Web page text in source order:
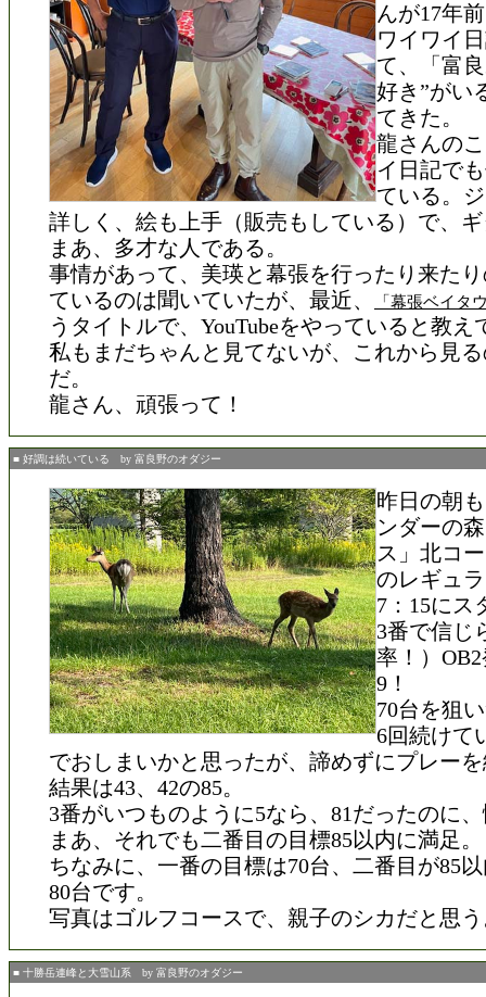
んが17年
ワイワイ
て、「富
好き”がい
てきた。
龍さんの
イ日記で
ている。
詳しく、絵も上手（販売もしている）で、
まあ、多才な人である。
事情があって、美瑛と幕張を行ったり来た
ているのは聞いていたが、最近、
「幕張ベイタ
うタイトルで、YouTubeをやっていると教え
私もまだちゃんと見てないが、これから見
だ。
龍さん、頑張って！
■ 好調は続いている by 富良野のオダジー
昨日の朝
ンダーの
ス」北コ
のレギュ
7：15にス
3番で信じ
率！）
9！
70台を狙
6回続けて
でおしまいかと思ったが、諦めずにプレー
結果は43、42の85。
3番がいつものように5なら、81だったのに
まあ、それでも二番目の目標85以内に満足。
ちなみに、一番の目標は70台、二番目が85
80台です。
写真はゴルフコースで、親子のシカだと思
■ 十勝岳連峰と大雪山系 by 富良野のオダジー